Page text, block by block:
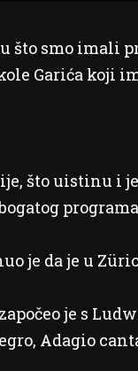
što smo
Garića koji
što uistinu i
je da je u
je s
Adagio